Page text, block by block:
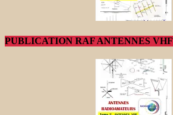
PUBLICATION RAF ANTENNES VHF